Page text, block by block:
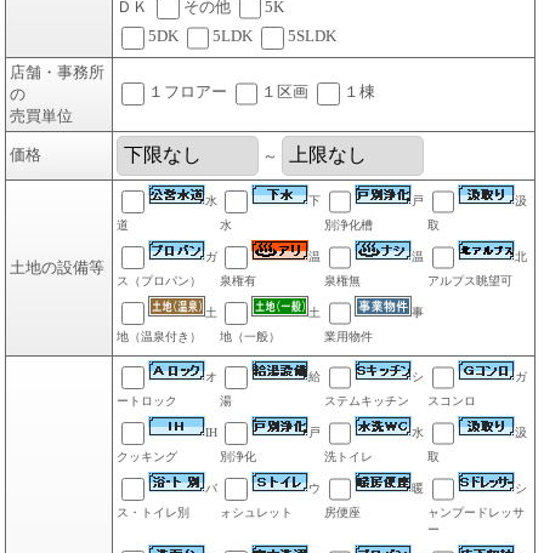
ＤＫ
その他
5K
5DK
5LDK
5SLDK
店舗・事務所
の
売買単位
１フロアー １区画 １棟
価格 ～
土地の設備等
水
道
下
水
戸
別浄化槽
汲
取
ガ
ス（プロパン）
温
泉権有
温
泉権無
北
アルプス眺望可
土
地（温泉付き）
土
地（一般）
事
業用物件
オ
ートロック
給
湯
シ
ステムキッチン
ガ
スコンロ
IH
クッキング
戸
別浄化
水
洗トイレ
汲
取
バ
ス・トイレ別
ウ
ォシュレット
暖
房便座
シ
ャンプードレッサ
ー